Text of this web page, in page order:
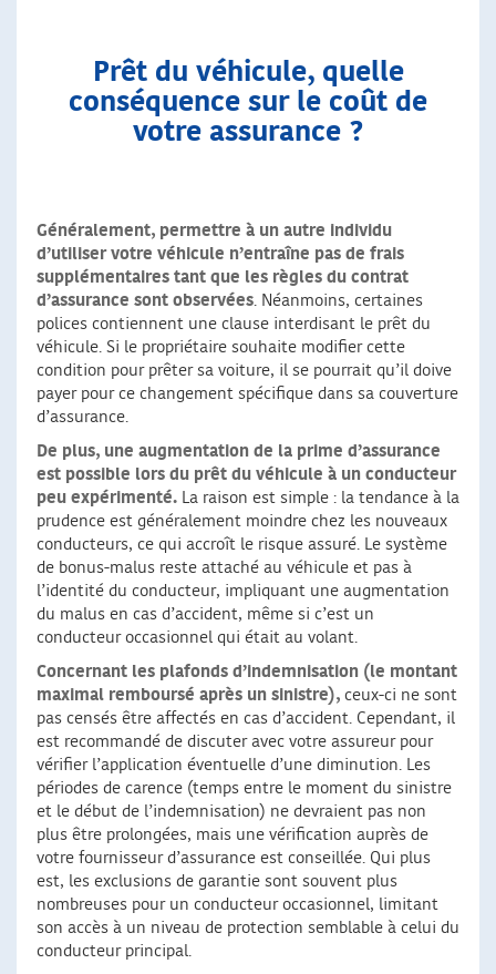
Prêt du véhicule, quelle
conséquence sur le coût de
votre assurance ?
Généralement, permettre à un autre individu
d’utiliser votre véhicule n’entraîne pas de frais
supplémentaires tant que les règles du contrat
d’assurance sont observées. Néanmoins, certaines
polices contiennent une clause interdisant le prêt du
véhicule. Si le propriétaire souhaite modifier cette
condition pour prêter sa voiture, il se pourrait qu’il doive
payer pour ce changement spécifique dans sa couverture
d’assurance.
De plus, une augmentation de la prime d’assurance
est possible lors du prêt du véhicule à un conducteur
peu expérimenté. La raison est simple : la tendance à la
prudence est généralement moindre chez les nouveaux
conducteurs, ce qui accroît le risque assuré. Le système
de bonus-malus reste attaché au véhicule et pas à
l’identité du conducteur, impliquant une augmentation
du malus en cas d’accident, même si c’est un
conducteur occasionnel qui était au volant.
Concernant les plafonds d’indemnisation (le montant
maximal remboursé après un sinistre), ceux-ci ne sont
pas censés être affectés en cas d’accident. Cependant, il
est recommandé de discuter avec votre assureur pour
vérifier l’application éventuelle d’une diminution. Les
périodes de carence (temps entre le moment du sinistre
et le début de l’indemnisation) ne devraient pas non
plus être prolongées, mais une vérification auprès de
votre fournisseur d’assurance est conseillée. Qui plus
est, les exclusions de garantie sont souvent plus
nombreuses pour un conducteur occasionnel, limitant
son accès à un niveau de protection semblable à celui du
conducteur principal.